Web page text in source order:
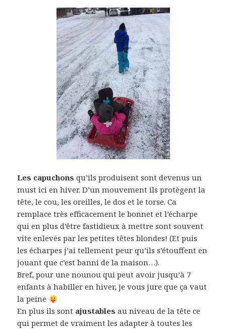
Les capuchons qu’ils produisent sont devenus un
must ici en hiver. D’un mouvement ils protègent la
tête, le cou, les oreilles, le dos et le torse. Ca
remplace très efficacement le bonnet et l’écharpe
qui en plus d’être fastidieux à mettre sont souvent
vite enlevés par les petites têtes blondes! (Et puis
les écharpes j’ai tellement peur qu’ils s’étouffent en
jouant que c’est banni de la maison…).
Bref, pour une nounou qui peut avoir jusqu’à 7
enfants à habiller en hiver, je vous jure que ça vaut
la peine
En plus ils sont ajustables au niveau de la tête ce
qui permet de vraiment les adapter à toutes les